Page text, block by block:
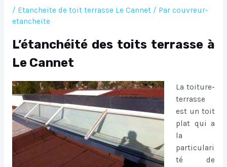
/ Etancheite de toit terrasse Le Cannet/ Par couvreur-
etancheite
L’étanchéité des toits terrasse à
Le Cannet
La toiture-
terrasse
est un toit
plat qui a
la
particulari
té de